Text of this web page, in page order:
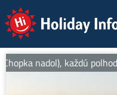
Holiday Info
nadol), každú